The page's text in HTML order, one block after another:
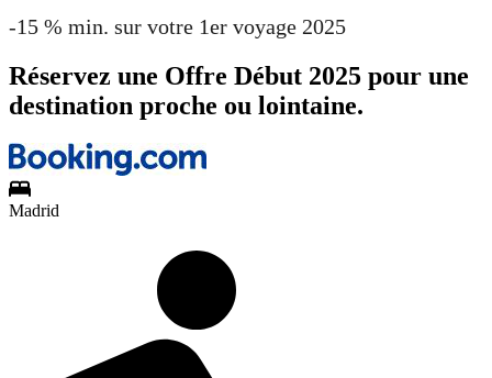
-15 % min. sur votre 1er voyage 2025
Réservez une Offre Début 2025 pour une
destination proche ou lointaine.
Madrid